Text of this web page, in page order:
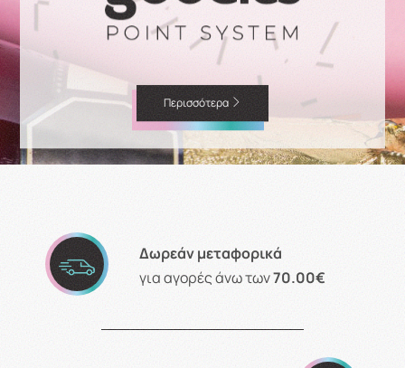
Περισσότερα
Δωρεάν μεταφορικά
για αγορές άνω των70.00€